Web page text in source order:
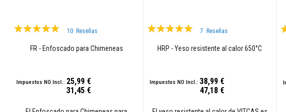
Pinturas
resistentes
Valoración:
10 Reseñas
FR - Enfoscado para Chimeneas
31,45 €
25,99 €
Valoración:
7 Reseñas
HRP - Yeso resistente al calor 650°C
47,18 €
38,99 €